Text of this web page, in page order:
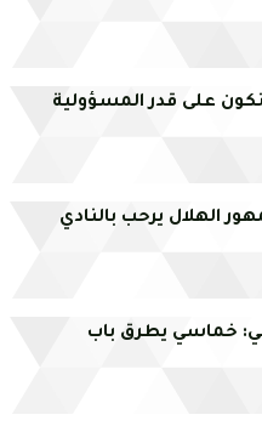
على قدر المسؤولية
الهلال يرحب بالنادي
خماسي يطرق باب